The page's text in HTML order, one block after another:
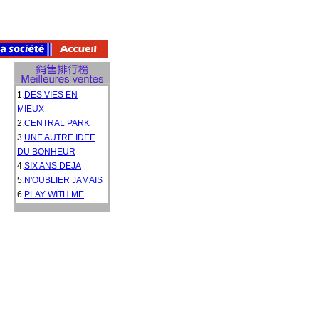
1.DES VIES EN
MIEUX
2.CENTRAL PARK
3.UNE AUTRE IDEE
DU BONHEUR
4.SIX ANS DEJA
5.N'OUBLIER JAMAIS
6.PLAY WITH ME